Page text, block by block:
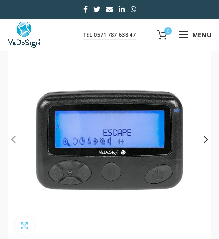
TEL 0571 787 638 47
0 MENU